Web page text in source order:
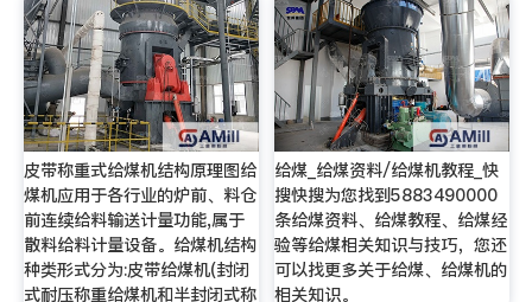
皮带称重式给煤机结构原理图给
煤机应用于各行业的炉前、料仓
前连续给料输送计量功能,属于
散料给料计量设备。给煤机结构
种类形式分为:皮带给煤机(封闭
式耐压称重给煤机和半封闭式称
给煤_给煤资料/给煤机教程_快
搜快搜为您找到5883490000
条给煤资料、给煤教程、给煤经
验等给煤相关知识与技巧，您还
可以找更多关于给煤、给煤机的
相关知识。